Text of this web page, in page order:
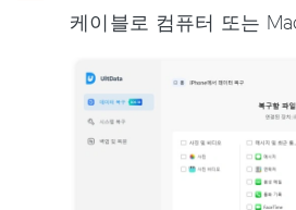
케이블로 컴퓨터 또는